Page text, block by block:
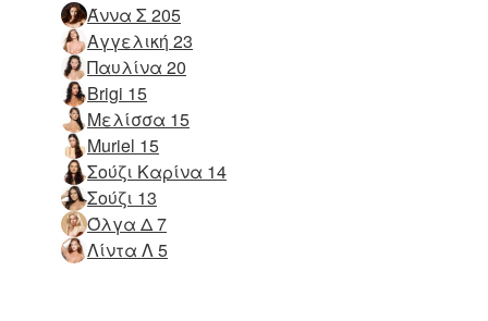
Άννα Σ 205
Αγγελική 23
Παυλίνα 20
Brigi 15
Μελίσσα 15
Muriel 15
Σούζι Καρίνα 14
Σούζι 13
Όλγα Δ 7
Λίντα Λ 5